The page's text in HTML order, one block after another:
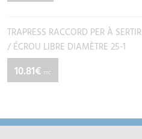
TRAPRESS RACCORD PER À SERTIR
/ ÉCROU LIBRE DIAMÈTRE 25-1
10.81€ TTC